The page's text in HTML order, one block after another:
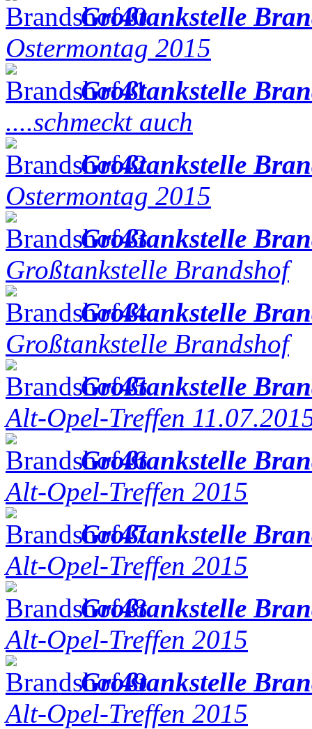
Großtankstelle
Ostermontag 2015
Großtankstelle
....schmeckt auch
Großtankstelle
Ostermontag 2015
Großtankstelle
Großtankstelle Brandshof
Großtankstelle
Großtankstelle Brandshof
Großtankstelle
Alt-Opel-Treffen
Großtankstelle
Alt-Opel-Treffen 2015
Großtankstelle
Alt-Opel-Treffen 2015
Großtankstelle
Alt-Opel-Treffen 2015
Großtankstelle
Alt-Opel-Treffen 2015